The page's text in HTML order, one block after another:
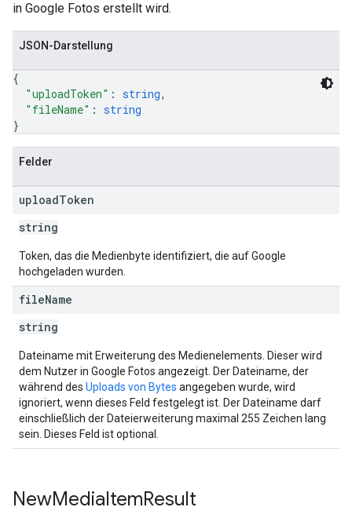
in Google Fotos erstellt wird.
JSON-Darstellung
{
"uploadToken" : string,
"fileName" : string
}
Felder
uploadToken
string
Token, das die Medienbyte identifiziert, die auf Google
hochgeladen wurden.
fileName
string
Dateiname mit Erweiterung des Medienelements. Dieser wird
dem Nutzer in Google Fotos angezeigt. Der Dateiname, der
während des Uploads von Bytes angegeben wurde, wird
ignoriert, wenn dieses Feld festgelegt ist. Der Dateiname darf
einschließlich der Dateierweiterung maximal 255 Zeichen lang
sein. Dieses Feld ist optional.
NewMediaItemResult